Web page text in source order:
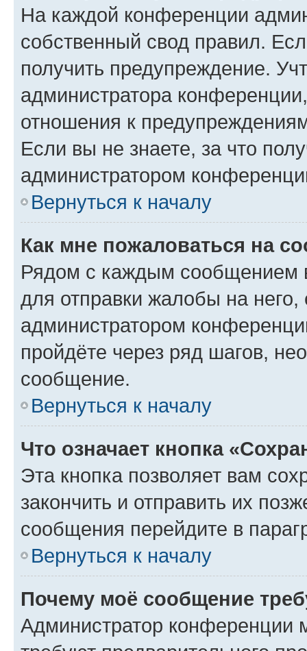
На каждой конференции
собственный свод правил.
получить предупреждение.
администратора
отношения к
Если вы не знаете, за что
администратором
Вернуться к началу
Как мне пожаловаться на
Рядом с каждым сообщением
для отправки жалобы на
администратором
пройдёте через ряд шагов,
сообщение.
Вернуться к началу
Что означает кнопка
Эта кнопка позволяет вам
закончить и отправить их
сообщения перейдите в
Вернуться к началу
Почему моё сообщение
Администратор конференции